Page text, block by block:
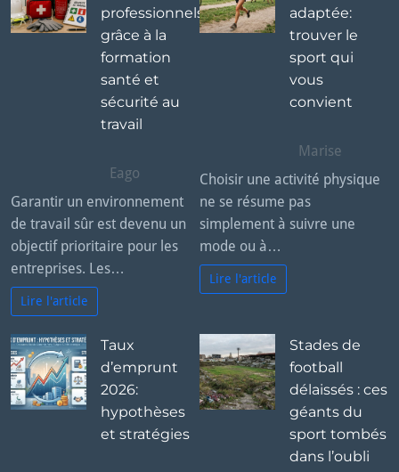
professionnels
grâce à la
formation
santé et
sécurité au
travail
Eago
Garantir un environnement
de travail sûr est devenu un
objectif prioritaire pour les
entreprises. Les…
Lire l'article
adaptée:
trouver le
sport qui
vous
convient
Marise
Choisir une activité physique
ne se résume pas
simplement à suivre une
mode ou à…
Lire l'article
Taux
d’emprunt
2026:
hypothèses
et stratégies
Stades de
football
délaissés : ces
géants du
sport tombés
dans l’oubli